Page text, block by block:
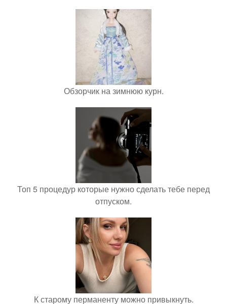
Обзорчик на зимнюю курн.
Топ 5 процедур которые нужно сделать тебе перед
отпуском.
К старому перманенту можно привыкнуть.